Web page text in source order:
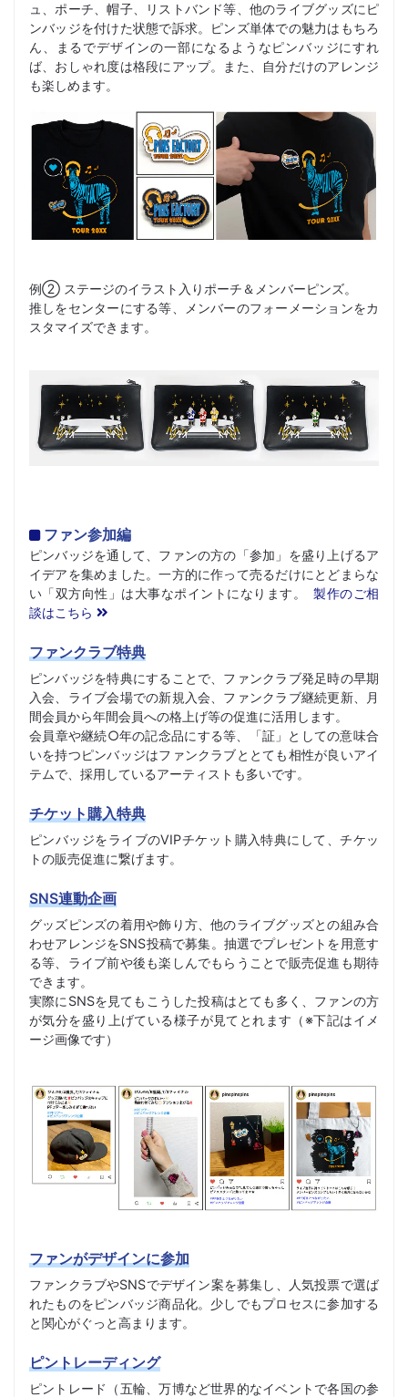
ュ、ポーチ、帽子、リストバンド等、他のライブグッズにピ
ンバッジを付けた状態で訴求。ピンズ単体での魅力はもちろ
ん、まるでデザインの一部になるようなピンバッジにすれ
ば、おしゃれ度は格段にアップ。また、自分だけのアレンジ
も楽しめます。
例② ステージのイラスト入りポーチ＆メンバーピンズ。
推しをセンターにする等、メンバーのフォーメーションをカ
スタマイズできます。
ファン参加編
ピンバッジを通して、ファンの方の「参加」を盛り上げるア
イデアを集めました。一方的に作って売るだけにとどまらな
い「双方向性」は大事なポイントになります。
製作のご相
談はこちら
ファンクラブ特典
ピンバッジを特典にすることで、ファンクラブ発足時の早期
入会、ライブ会場での新規入会、ファンクラブ継続更新、月
間会員から年間会員への格上げ等の促進に活用します。
会員章や継続○年の記念品にする等、「証」としての意味合
いを持つピンバッジはファンクラブととても相性が良いアイ
テムで、採用しているアーティストも多いです。
チケット購入特典
ピンバッジをライブのVIPチケット購入特典にして、チケッ
トの販売促進に繋げます。
SNS連動企画
グッズピンズの着用や飾り方、他のライブグッズとの組み合
わせアレンジをSNS投稿で募集。抽選でプレゼントを用意す
る等、ライブ前や後も楽しんでもらうことで販売促進も期待
できます。
実際にSNSを見てもこうした投稿はとても多く、ファンの方
が気分を盛り上げている様子が見てとれます（※下記はイメ
ージ画像です）
ファンがデザインに参加
ファンクラブやSNSでデザイン案を募集し、人気投票で選ば
れたものをピンバッジ商品化。少しでもプロセスに参加する
と関心がぐっと高まります。
ピントレーディング
ピントレード（五輪、万博など世界的なイベントで各国の参